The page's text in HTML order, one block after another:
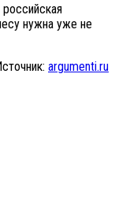
нужна уже не
argumenti.ru